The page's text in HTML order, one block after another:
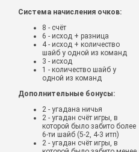
Система начисления очков:
8 - счёт
6 - исход + разница
4 - исход + количество
шайб у одной из команд
3 - исход
1 - количество шайб у
одной из команд
Дополнительные бонусы:
2 - угадана ничья
2 - угадан счёт игры, в
которой было забито более
6-ти шайб (5-2, 4-3 итп)
2 - угадан счёт игры, в